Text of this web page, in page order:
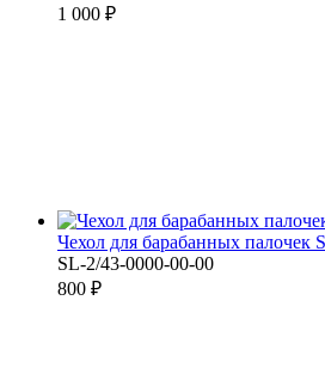
1 000 ₽
Чехол для барабанных палочек
SL-2/43-0000-00-00
800 ₽